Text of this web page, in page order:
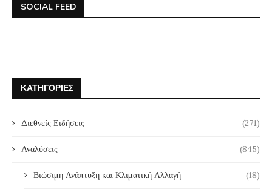
SOCIAL FEED
ΚΑΤΗΓΟΡΊΕΣ
Διεθνείς Ειδήσεις (271)
Αναλύσεις (845)
Βιώσιμη Ανάπτυξη και Κλιματική Αλλαγή (18)